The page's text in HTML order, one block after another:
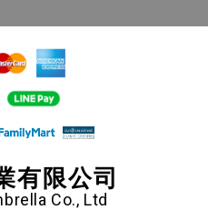
有限公司
Co., Ltd